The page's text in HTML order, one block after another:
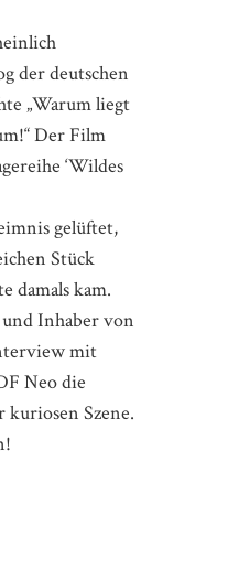
der deutschen
„Warum liegt
Der Film
‘Wildes
gelüftet,
Stück
damals kam.
Inhaber von
mit
Neo die
kuriosen Szene.